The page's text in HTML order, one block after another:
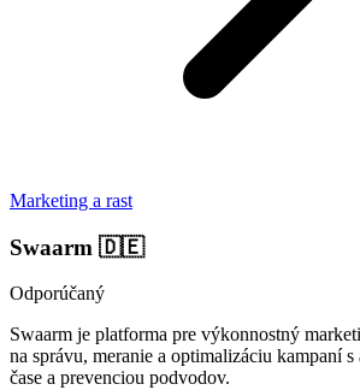
Marketing a rast
Swaarm 🇩🇪
Odporúčaný
Swaarm je platforma pre výkonnostný
na správu, meranie a optimalizáciu kampaní
čase a prevenciou podvodov.